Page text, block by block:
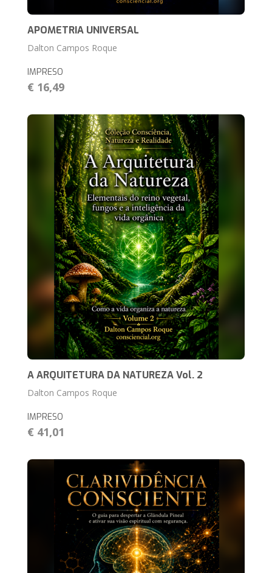
APOMETRIA UNIVERSAL
Dalton Campos Roque
IMPRESO
€ 16,49
A ARQUITETURA DA NATUREZA Vol. 2
Dalton Campos Roque
IMPRESO
€ 41,01